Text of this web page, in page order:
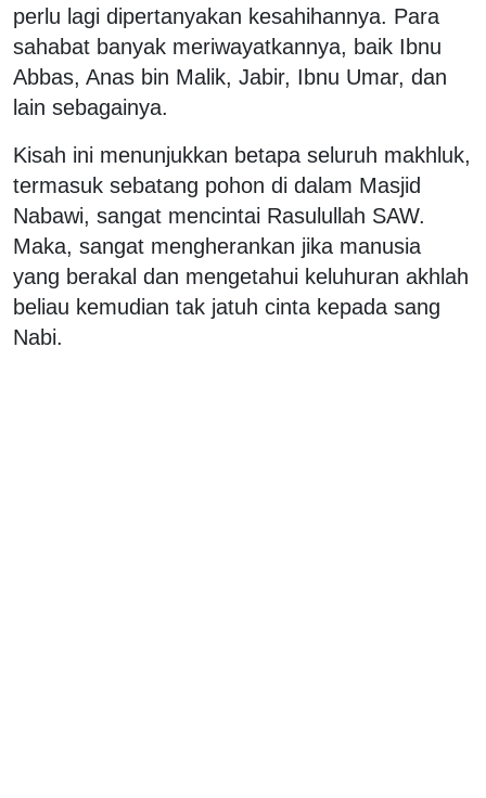
perlu lagi dipertanyakan kesahihannya. Para
sahabat banyak meriwayatkannya, baik Ibnu
Abbas, Anas bin Malik, Jabir, Ibnu Umar, dan
lain sebagainya.
Kisah ini menunjukkan betapa seluruh makhluk,
termasuk sebatang pohon di dalam Masjid
Nabawi, sangat mencintai Rasulullah SAW.
Maka, sangat mengherankan jika manusia
yang berakal dan mengetahui keluhuran akhlah
beliau kemudian tak jatuh cinta kepada sang
Nabi.